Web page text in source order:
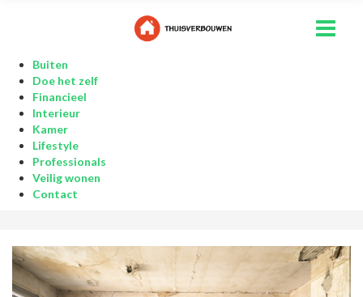
Buiten
Doe het zelf
Financieel
Interieur
Kamer
Lifestyle
Professionals
Veilig wonen
Contact